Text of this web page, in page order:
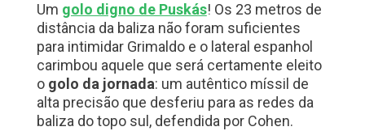
Um golo digno de Puskás! Os 23 metros de
distância da baliza não foram suficientes
para intimidar Grimaldo e o lateral espanhol
carimbou aquele que será certamente eleito
o golo da jornada: um autêntico míssil de
alta precisão que desferiu para as redes da
baliza do topo sul, defendida por Cohen.